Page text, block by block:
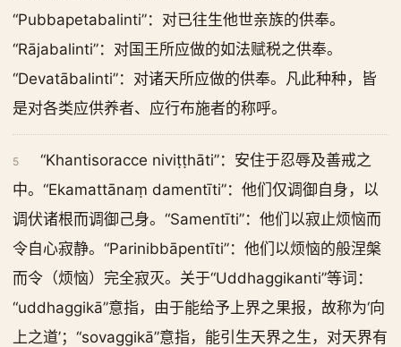
“Pubbapetabalinti”：对已往生他世亲族的供奉。
“Rājabalinti”：对国王所应做的如法赋税之供奉。
“Devatābalinti”：对诸天所应做的供奉。凡此种种，皆
是对各类应供养者、应行布施者的称呼。
5
“Khantisoracce niviṭṭhāti”：安住于忍辱及善戒之
中。“Ekamattānaṃ damentīti”：他们仅调御自身，以
调伏诸根而调御己身。“Samentīti”：他们以寂止烦恼而
令自心寂静。“Parinibbāpentīti”：他们以烦恼的般涅槃
而令（烦恼）完全寂灭。关于“Uddhaggikanti”等词：
“uddhaggikā”意指，由于能给予上界之果报，故称为‘向
上之道’；“sovaggikā”意指，能引生天界之生，对天界有